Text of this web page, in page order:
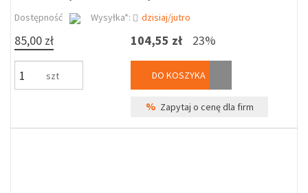
Dostępność
Wysyłka*: dzisiaj/jutro
85,00 zł
szt
104,55 zł 23%
DO KOSZYKA
% Zapytaj o cenę dla firm